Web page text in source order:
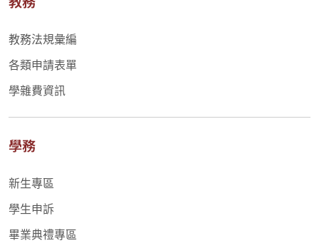
教務法規彙編
各類申請表單
學雜費資訊
學務
新生專區
學生申訴
畢業典禮專區